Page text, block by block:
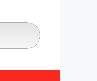
nach: